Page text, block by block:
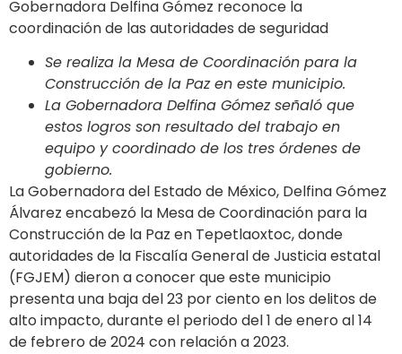
Gobernadora Delfina Gómez reconoce la
coordinación de las autoridades de seguridad
Se realiza la Mesa de Coordinación para la
Construcción de la Paz en este municipio.
La Gobernadora Delfina Gómez señaló que
estos logros son resultado del trabajo en
equipo y coordinado de los tres órdenes de
gobierno.
La Gobernadora del Estado de México, Delfina Gómez
Álvarez encabezó la Mesa de Coordinación para la
Construcción de la Paz en Tepetlaoxtoc, donde
autoridades de la Fiscalía General de Justicia estatal
(FGJEM) dieron a conocer que este municipio
presenta una baja del 23 por ciento en los delitos de
alto impacto, durante el periodo del 1 de enero al 14
de febrero de 2024 con relación a 2023.